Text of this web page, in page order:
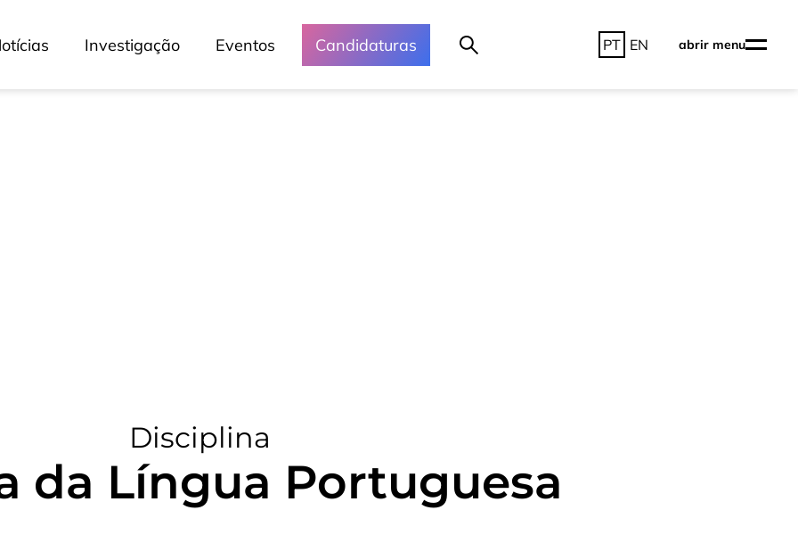
Investigação Eventos Candidaturas PT EN abrir menu
Disciplina
da Língua Portuguesa